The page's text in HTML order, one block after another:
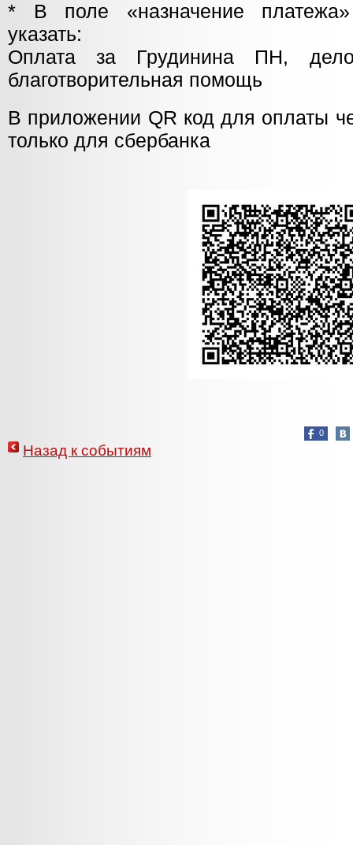
* В поле «назначение платежа»
указать:
Оплата за Грудинина ПН,
благотворительная помощь
В приложении QR код для оплаты
только для сбербанка
0
Назад к событиям